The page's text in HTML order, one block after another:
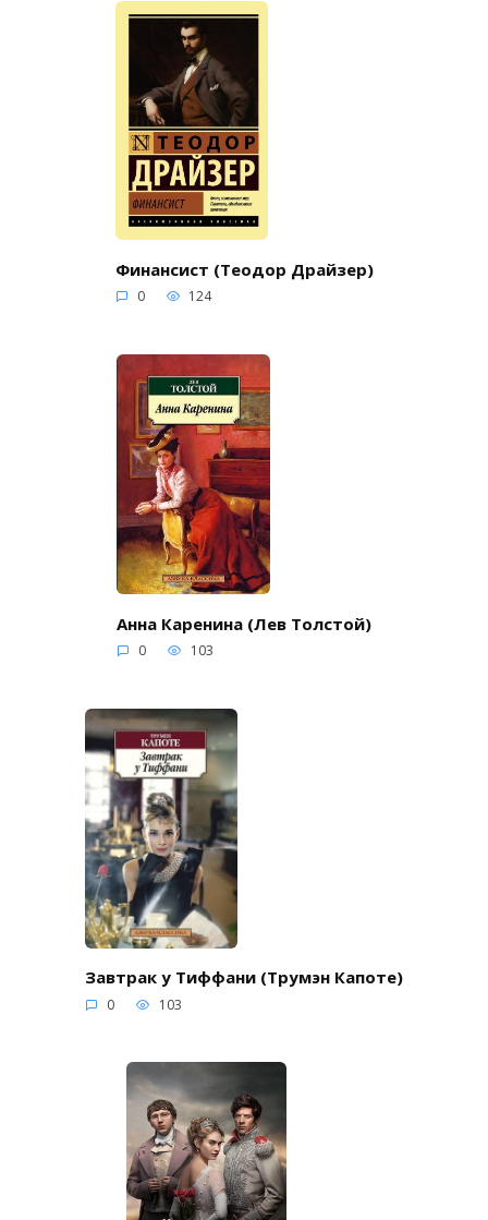
Финансист (Теодор Драйзер)
0 124
Анна Каренина (Лев Толстой)
0 103
Завтрак у Тиффани (Трумэн Капоте)
0 103